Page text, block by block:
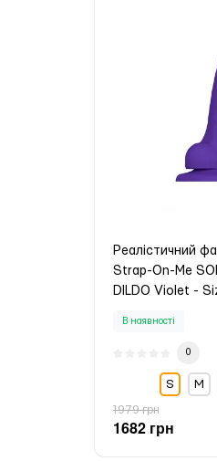
Реалістичний
Strap-On-Me
DILDO Violet -
В наявності
0
S М
1979 грн
1682 грн